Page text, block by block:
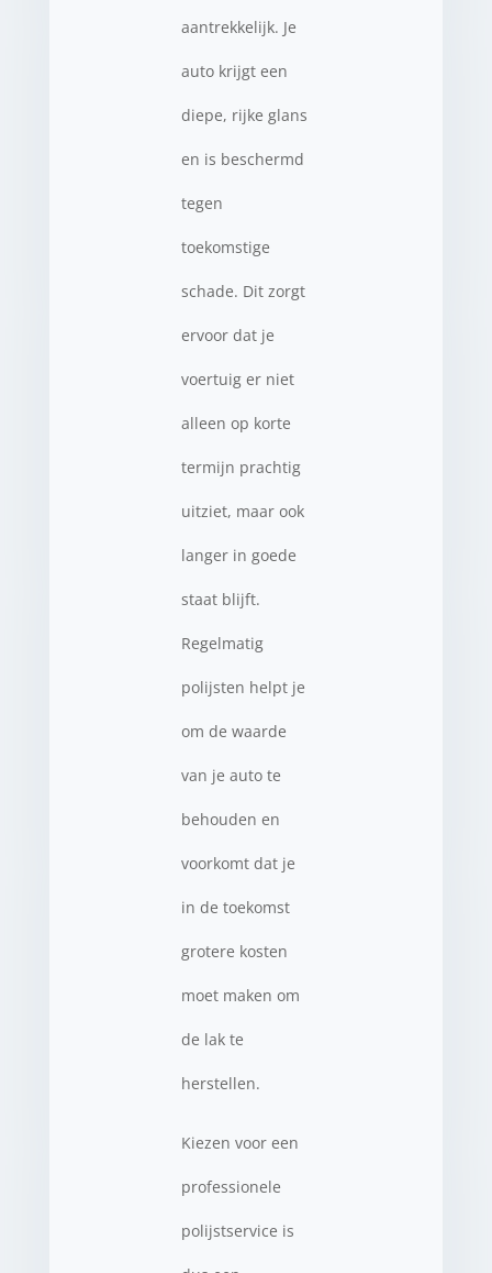
aantrekkelijk. Je
auto krijgt een
diepe, rijke glans
en is beschermd
tegen
toekomstige
schade. Dit zorgt
ervoor dat je
voertuig er niet
alleen op korte
termijn prachtig
uitziet, maar ook
langer in goede
staat blijft.
Regelmatig
polijsten helpt je
om de waarde
van je auto te
behouden en
voorkomt dat je
in de toekomst
grotere kosten
moet maken om
de lak te
herstellen.
Kiezen voor een
professionele
polijstservice is